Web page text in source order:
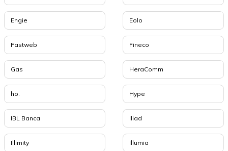
Engie Eolo
Fastweb Fineco
Gas HeraComm
ho. Hype
IBL Banca Iliad
Illimity Illumia